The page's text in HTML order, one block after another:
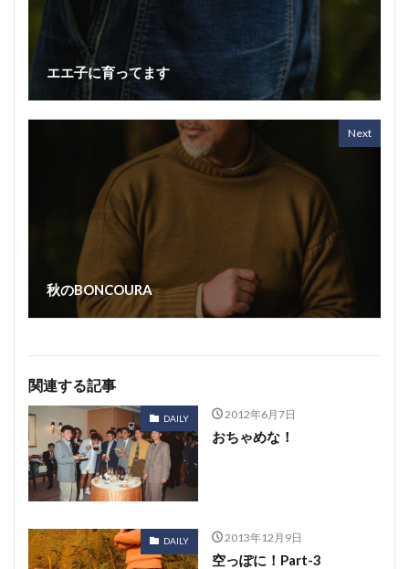
エエ子に育ってます
Next
秋のBONCOURA
関連する記事
DAILY 2012年6月7日
おちゃめな！
DAILY 2013年12月9日
空っぽに！Part-3